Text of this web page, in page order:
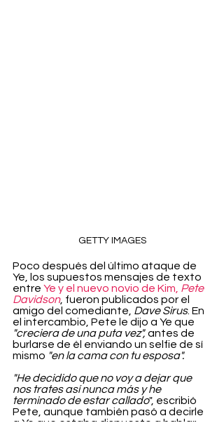
GETTY IMAGES
Poco después del último ataque de
Ye, los supuestos mensajes de texto
entre Ye y el nuevo novio de Kim, Pete
Davidson, fueron publicados por el
amigo del comediante, Dave Sirus. En
el intercambio, Pete le dijo a Ye que
"creciera de una puta vez", antes de
burlarse de él enviando un selfie de sí
mismo "en la cama con tu esposa".
"He decidido que no voy a dejar que
nos trates así nunca más y he
terminado de estar callado", escribió
Pete, aunque también pasó a decirle
a Ye que estaba dispuesto a hablar